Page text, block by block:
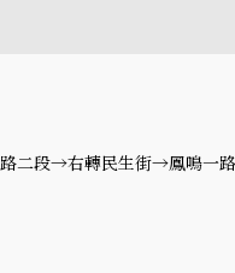
二段→右轉民生街→鳳鳴一